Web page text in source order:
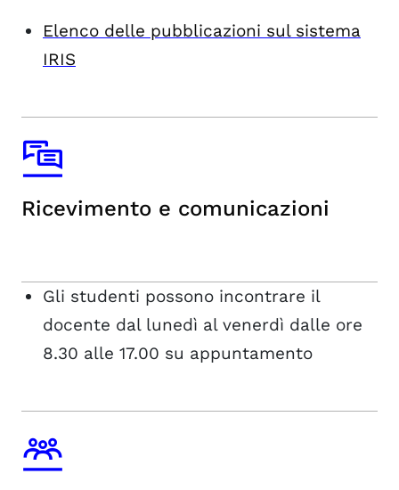
Elenco delle pubblicazioni sul sistema
IRIS
Ricevimento e comunicazioni
Gli studenti possono incontrare il
docente dal lunedì al venerdì dalle ore
8.30 alle 17.00 su appuntamento